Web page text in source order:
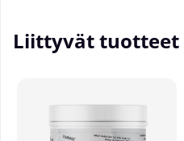
Liittyvät tuotteet